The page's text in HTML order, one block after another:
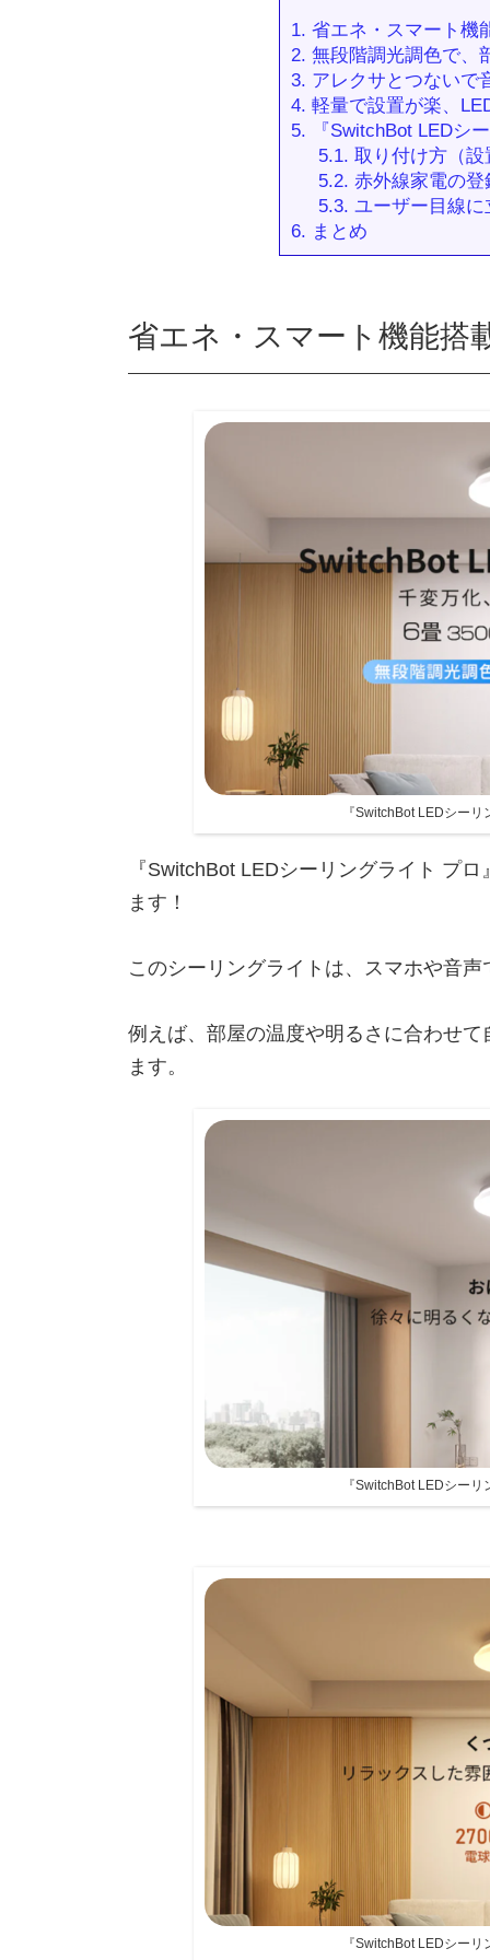
1. 省エネ・スマート機
2. 無段階調光調色で、
3. アレクサとつないで
4. 軽量で設置が楽、
5. 『SwitchBot LEDシ
5.1. 取り付け方（
5.2. 赤外線家電の
5.3. ユーザー目線
6. まとめ
省エネ・スマート機能搭
『SwitchBot LEDシー
『SwitchBot LEDシーリングライト プ
ます！
このシーリングライトは、スマホや音声
例えば、部屋の温度や明るさに合わせ
ます。
『SwitchBot LEDシー
『SwitchBot LEDシー